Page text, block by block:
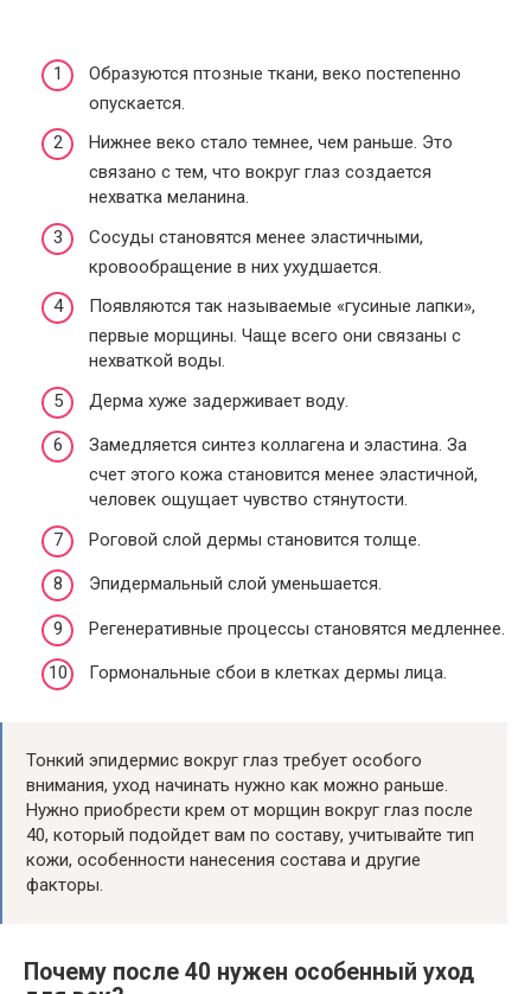
Образуются птозные ткани, веко постепенно
опускается.
Нижнее веко стало темнее, чем раньше. Это
связано с тем, что вокруг глаз создается
нехватка меланина.
Сосуды становятся менее эластичными,
кровообращение в них ухудшается.
Появляются так называемые «гусиные лапки»,
первые морщины. Чаще всего они связаны с
нехваткой воды.
Дерма хуже задерживает воду.
Замедляется синтез коллагена и эластина. За
счет этого кожа становится менее эластичной,
человек ощущает чувство стянутости.
Роговой слой дермы становится толще.
Эпидермальный слой уменьшается.
Регенеративные процессы становятся медленнее.
Гормональные сбои в клетках дермы лица.
Тонкий эпидермис вокруг глаз требует особого
внимания, уход начинать нужно как можно раньше.
Нужно приобрести крем от морщин вокруг глаз после
40, который подойдет вам по составу, учитывайте тип
кожи, особенности нанесения состава и другие
факторы.
Почему после 40 нужен особенный уход